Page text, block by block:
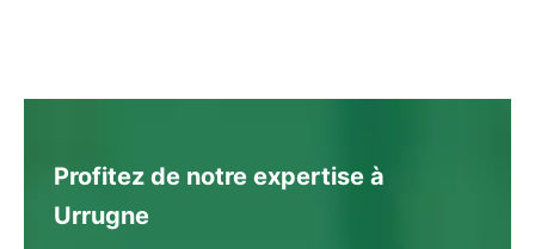
Profitez de notre expertise à
Urrugne